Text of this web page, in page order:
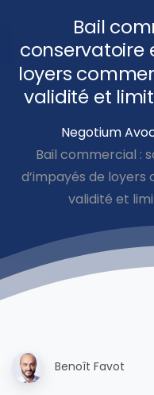
Bail
conservatoire
loyers
validité et
Negotium
Bail commercial :
d’impayés de
validité et
Benoît Favot